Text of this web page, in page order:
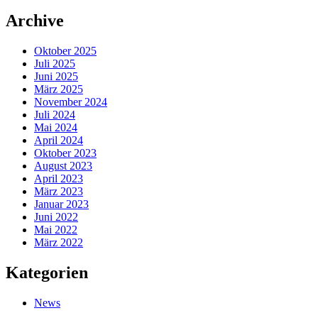
Archive
Oktober 2025
Juli 2025
Juni 2025
März 2025
November 2024
Juli 2024
Mai 2024
April 2024
Oktober 2023
August 2023
April 2023
März 2023
Januar 2023
Juni 2022
Mai 2022
März 2022
Kategorien
News